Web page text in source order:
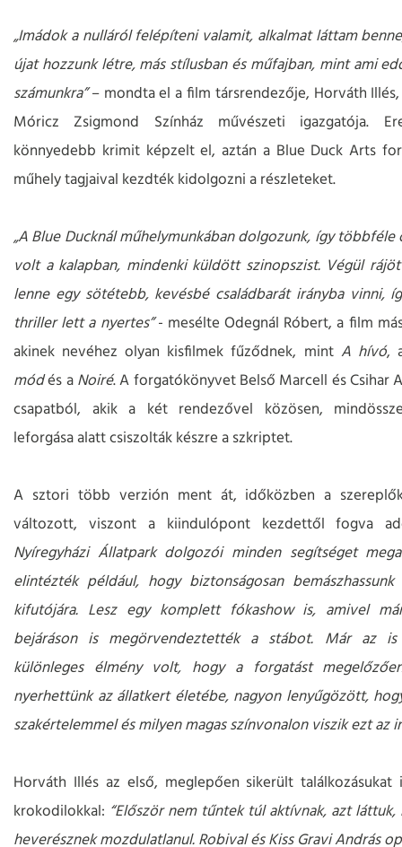
„Imádok a nulláról felépíteni valamit, alkalmat láttam
újat hozzunk létre, más stílusban és műfajban, mint ami
számunkra”– mondta el a film társrendezője, Horváth
Móricz Zsigmond Színház művészeti igazgatója.
könnyedebb krimit képzelt el, aztán a Blue Duck Arts
műhely tagjaival kezdték kidolgozni a részleteket.
„A Blue Ducknál műhelymunkában dolgozunk, így
volt a kalapban, mindenki küldött szinopszist. Végül
lenne egy sötétebb, kevésbé családbarát irányba vinni,
thriller lett a nyertes”- mesélte Odegnál Róbert, a film
akinek nevéhez olyan kisfilmek fűződnek, mint A hívó,
módés aNoiré. A forgatókönyvet Belső Marcell és Csihar
csapatból, akik a két rendezővel közösen,
leforgása alatt csiszolták készre a szkriptet.
A sztori több verzión ment át, időközben a
változott, viszont a kiindulópont kezdettől fogva
Nyíregyházi Állatpark dolgozói minden segítséget
elintézték például, hogy biztonságosan
kifutójára. Lesz egy komplett fókashow is, amivel
bejáráson is megörvendeztették a stábot. Már az
különleges élmény volt, hogy a forgatást
nyerhettünk az állatkert életébe, nagyon lenyűgözött,
szakértelemmel és milyen magas színvonalon viszik ezt az
Horváth Illés az első, meglepően sikerült
krokodilokkal: “Először nem tűntek túl aktívnak, azt
heverésznek mozdulatlanul. Robival és Kiss Gravi András